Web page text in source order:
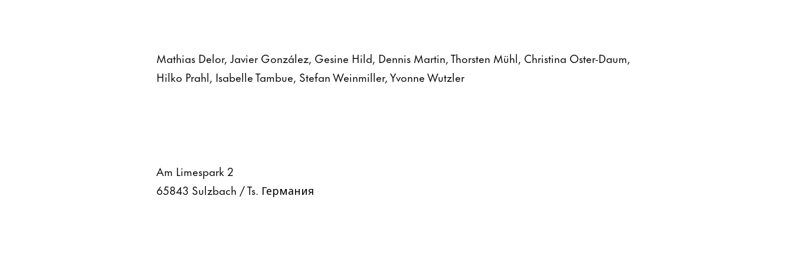
Mathias Delor, Javier González, Gesine Hild, Dennis Martin, Thorsten Mühl, Christina Oster-Daum,
Hilko Prahl, Isabelle Tambue, Stefan Weinmiller, Yvonne Wutzler
Am Limespark 2
65843 Sulzbach / Ts. Германия